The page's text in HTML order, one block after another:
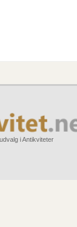
i Antikviteter